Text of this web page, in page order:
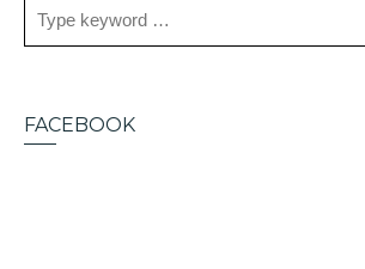
FACEBOOK